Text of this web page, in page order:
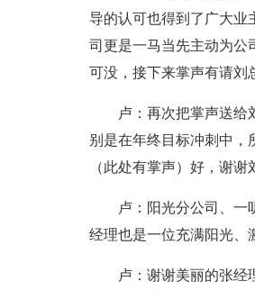
导的认可也得到了广大业
司更是一马当先主动为公
可没，接下来掌声有请刘
卢：再次把掌声送给
别是在年终目标冲刺中，
（此处有掌声）好，谢谢
卢：阳光分公司、一
经理也是一位充满阳光、
卢：谢谢美丽的张经